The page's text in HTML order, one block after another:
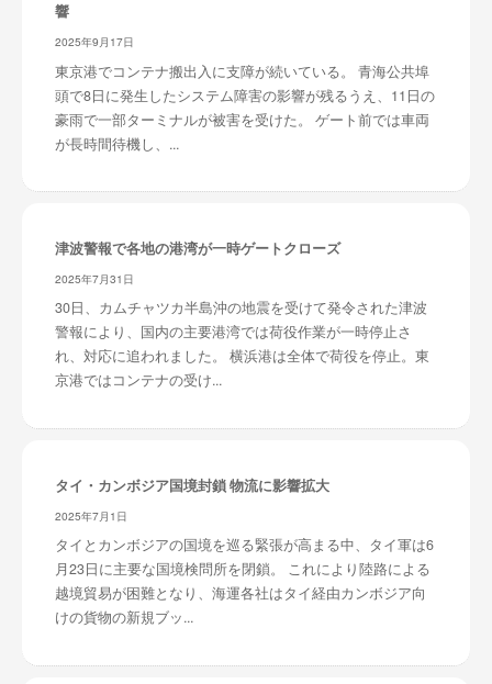
響
2025年9月17日
東京港でコンテナ搬出入に支障が続いている。 青海公共埠
頭で8日に発生したシステム障害の影響が残るうえ、11日の
豪雨で一部ターミナルが被害を受けた。 ゲート前では車両
が長時間待機し、...
津波警報で各地の港湾が一時ゲートクローズ
2025年7月31日
30日、カムチャツカ半島沖の地震を受けて発令された津波
警報により、国内の主要港湾では荷役作業が一時停止さ
れ、対応に追われました。 横浜港は全体で荷役を停止。東
京港ではコンテナの受け...
タイ・カンボジア国境封鎖 物流に影響拡大
2025年7月1日
タイとカンボジアの国境を巡る緊張が高まる中、タイ軍は6
月23日に主要な国境検問所を閉鎖。 これにより陸路による
越境貿易が困難となり、海運各社はタイ経由カンボジア向
けの貨物の新規ブッ...